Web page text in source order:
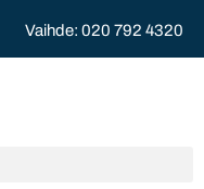
Vaihde: 020 792 4320